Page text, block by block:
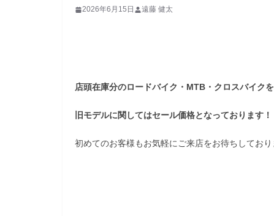
2026年6月15日 遠藤 健太
店頭在庫分のロードバイク・MTB・クロスバイクを
旧モデルに関してはセール価格となっております！
初めてのお客様もお気軽にご来店をお待ちしており